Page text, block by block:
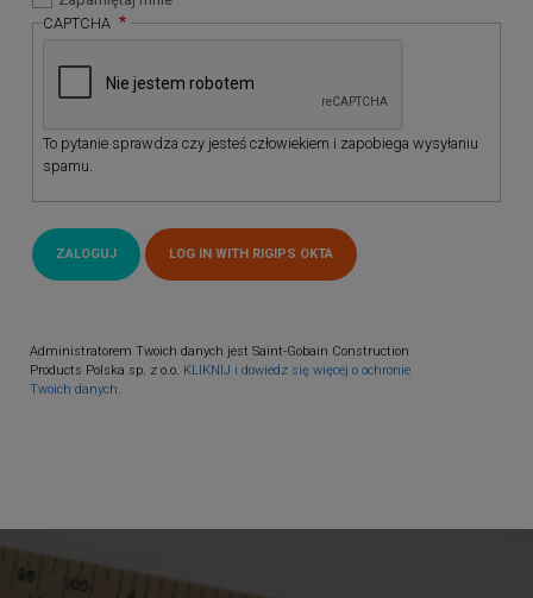
CAPTCHA
To pytanie sprawdza czy jesteś człowiekiem i zapobiega wysyłaniu
spamu.
Administratorem Twoich danych jest Saint-Gobain Construction
Products Polska sp. z o.o. KLIKNIJ i dowiedz się więcej o ochronie
Twoich danych.